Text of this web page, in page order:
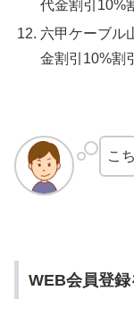
代金割引10%
六甲ケーブル
金割引10%割引
こ
WEB会員登